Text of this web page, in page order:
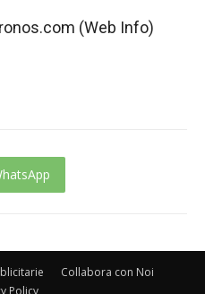
(Web Info)
Collabora con Noi
Policy